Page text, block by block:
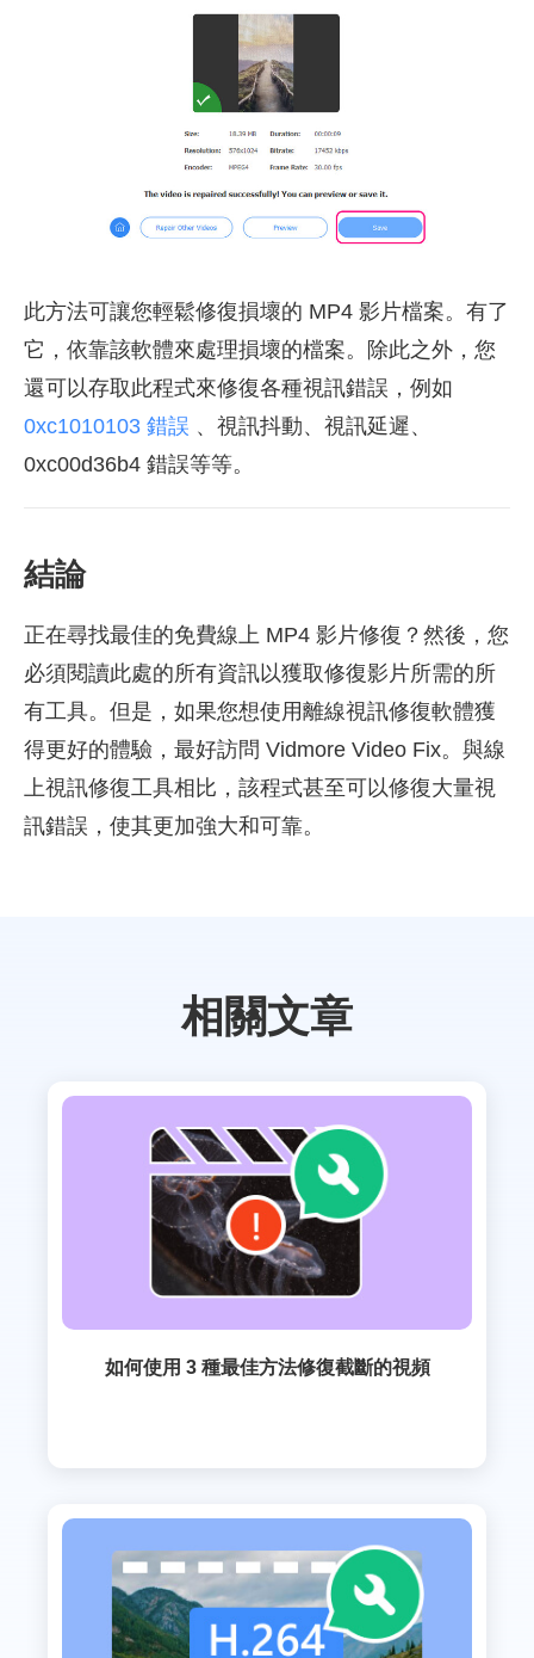
此方法可讓您輕鬆修復損壞的 MP4 影片檔案。有了
它，依靠該軟體來處理損壞的檔案。除此之外，您
還可以存取此程式來修復各種視訊錯誤，例如
0xc1010103 錯誤 、視訊抖動、視訊延遲、
0xc00d36b4 錯誤等等。
結論
正在尋找最佳的免費線上 MP4 影片修復？然後，您
必須閱讀此處的所有資訊以獲取修復影片所需的所
有工具。但是，如果您想使用離線視訊修復軟體獲
得更好的體驗，最好訪問 Vidmore Video Fix。與線
上視訊修復工具相比，該程式甚至可以修復大量視
訊錯誤，使其更加強大和可靠。
相關文章
如何使用 3 種最佳方法修復截斷的視頻